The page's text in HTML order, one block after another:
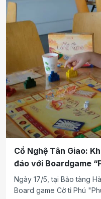
Cổ Nghệ Tân Giao:
đáo với Boardgame
Ngày 17/5, tại Bảo tàng
Board game Cờ tỉ Phú